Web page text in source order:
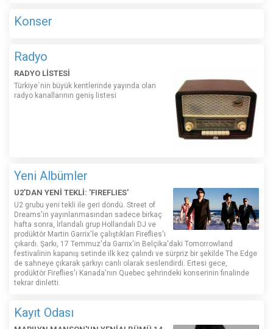
Konser
Radyo
RADYO LİSTESİ
Türkiye´nin büyük kentlerinde yayında olan
radyo kanallarının geniş listesi
Yeni Albümler
U2'DAN YENİ TEKLİ: 'FIREFLIES'
U2 grubu yeni tekli ile geri döndü. Street of
Dreams'in yayınlanmasından sadece birkaç
hafta sonra, İrlandalı grup Hollandalı DJ ve
prodüktör Martin Garrix'le çalıştıkları Fireflies'ı
çıkardı. Şarkı, 17 Temmuz'da Garrix'in Belçika'daki Tomorrowland
festivalinin kapanış setinde ilk kez çalındı ​​ve sürpriz bir şekilde The Edge
de sahneye çıkarak şarkıyı canlı olarak seslendirdi. Ertesi gece,
prodüktör Fireflies'ı Kanada'nın Quebec şehrindeki konserinin finalinde
tekrar dinletti.
Kayıt Odası